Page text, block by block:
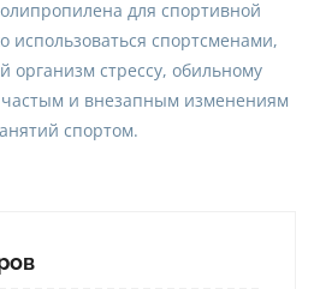
для спортивной
спортсменами,
организм стрессу, обильному
и внезапным изменениям
спортом.